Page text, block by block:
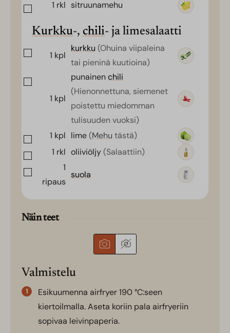
1 rkl sitruunamehu
Kurkku-, chili- ja limesalaatti
1 kpl
kurkku (Ohuina viipaleina
tai pieninä kuutioina)
1 kpl
punainenchili
(Hienonnettuna, siemenet
poistettu miedomman
tulisuuden vuoksi)
1 kpl lime(Mehu tästä)
1 rkl oliiviöljy(Salaattiin)
1
ripaus
suola
Näin teet
Valmistelu
Esikuumenna airfryer 190 °C:seen
kiertoilmalla. Aseta koriin pala airfryeriin
sopivaa leivinpaperia.